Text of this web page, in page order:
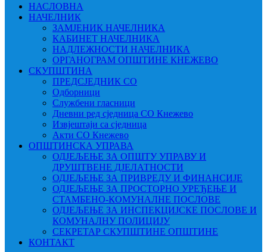
НАСЛОВНА
НАЧЕЛНИК
ЗАМЈЕНИК НАЧЕЛНИКА
КАБИНЕТ НАЧЕЛНИКА
НАДЛЕЖНОСТИ НАЧЕЛНИКА
ОРГАНОГРАМ ОПШТИНЕ КНЕЖЕВО
СКУПШТИНА
ПРЕДСЈЕДНИК СО
Одборници
Службени гласници
Дневни ред сједница СО Кнежево
Извјештаји са сједница
Акти СО Кнежево
ОПШТИНСКА УПРАВА
ОДЈЕЉЕЊЕ ЗА ОПШТУ УПРАВУ И
ДРУШТВЕНЕ ДЈЕЛАТНОСТИ
ОДЈЕЉЕЊЕ ЗА ПРИВРЕДУ И ФИНАНСИЈЕ
ОДЈЕЉЕЊЕ ЗА ПРОСТОРНО УРЕЂЕЊЕ И
СТАМБЕНО-КОМУНАЛНЕ ПОСЛОВЕ
ОДЈЕЉЕЊЕ ЗА ИНСПЕКЦИЈСКЕ ПОСЛОВЕ И
КОМУНАЛНУ ПОЛИЦИЈУ
СЕКРЕТАР СКУПШТИНЕ ОПШТИНЕ
КОНТАКТ